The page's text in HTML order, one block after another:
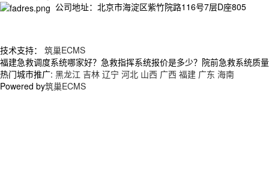
公司地址：北京市海淀区紫竹院路116号7层D座805
技术支持： 筑巢ECMS
福建急救调度系统哪家好？急救指挥系统报价是多少？院前急救系统
热门城市推广: 黑龙江 吉林 辽宁 河北 山西 广西 福建 广东 海南
Powered by筑巢ECMS